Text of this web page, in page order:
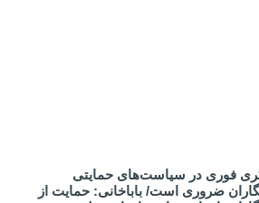
فوری در سیاست‌های حمایتی
ضروری است/ باباخانی: حمایت از